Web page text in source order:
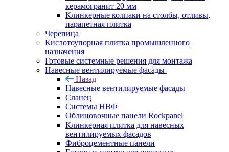
керамогранит 20 мм
Клинкерные колпаки на столбы, отливы,
парапетная плитка
Черепица
Кислотоупорная плитка промышленного
назначения
Готовые системные решения для монтажа
Навесные вентилируемые фасады
Назад
Навесные вентилируемые фасады
Сланец
Системы НВФ
Облицовочные панели Rockpanel
Клинкерная плитка для навесных
вентилируемых фасадов
Фиброцементные панели